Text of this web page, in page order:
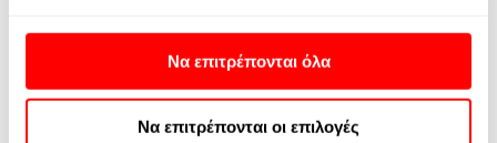
πάντα να αλλάξετε τις προτιμήσεις σας επιστρέφοντας
σε αυτόν τον ιστότοπο ή επισκεπτόμενοι την πολιτική
απορρήτου μας.
Να επιτρέπονται όλα
Να επιτρέπονται οι επιλογές
ActionAid, μίλησε ...
περισσότερα